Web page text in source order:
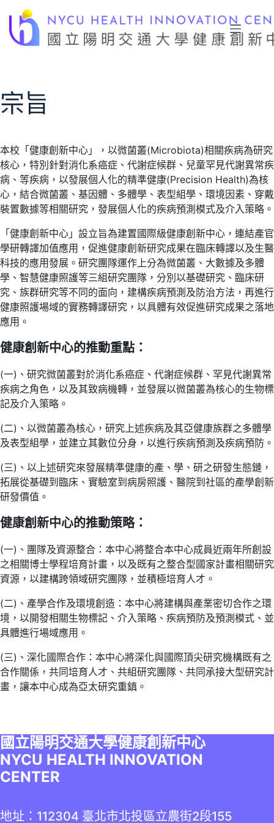
主
宗旨
本校「健康創新中心」，以微菌叢(Microbiota)相關疾病為研究
核心，特別針對消化系癌症、代謝症候群、兒童罕見代謝異常疾
病、等疾病，以發展個人化的精準健康(Precision Health)為核
心，結合微菌叢、基因體、多體學、表型組學、環境因素、穿戴
裝置數據等相關研究，發展個人化的疾病預測模式及介入策略。
「健康創新中心」設立旨為建置國際級健康創新中心，連結產官
學研轉譯加值應用，促進健康創新研究成果在臨床轉譯以及生醫
科技的應用發展。研究團隊運作上分為微菌叢、大數據及多體
學、智慧健康照護等三組研究團隊，分別以基礎研究、臨床研
究、族群研究等不同的面向，建構疾病預測及防治方法，再進行
健康照護場域的實務轉譯研究，以具體有效促進研究成果之落地
應用。
健康創新中心的推動重點：
(一)、研究微菌叢對於消化系癌症、代謝症候群、罕見代謝異常
疾病之角色，以及其致病機轉，並發展以微菌叢為核心的生物標
記及介入策略。
(二)、以微菌叢為核心，研究上述疾病及其亞健康族群之多體學
及表型組學，並建立其數位分身，以進行疾病預測及疾病預防。
(三)、以上述研究來發展精準健康的產、學、研之研發生態鏈，
拓展從基礎到臨床、實驗室到病房照護、醫院到社區的產學創新
研發價值。
健康創新中心的推動策略：
(一)、團隊及資源整合：本中心將整合本中心成員近兩年所創設
之相關博士學程培育計畫，以及既有之整合型國家計畫相關研究
資源，以建構跨領域研究團隊，並積極培育人才。
(二)、產學合作及環境創造：本中心將建構與產業密切合作之環
境，以開發相關生物標記、介入策略、疾病預防及預測模式、並
具體進行場域應用。
(三)、深化國際合作：本中心將深化與國際頂尖研究機構既有之
合作關係，共同培育人才、共組研究團隊、共同承接大型研究計
畫，讓本中心成為亞太研究重鎮。
國立陽明交通大學健康創新中心
NYCU HEALTH INNOVATION
CENTER
地址：112304 臺北市北投區立農街2段155